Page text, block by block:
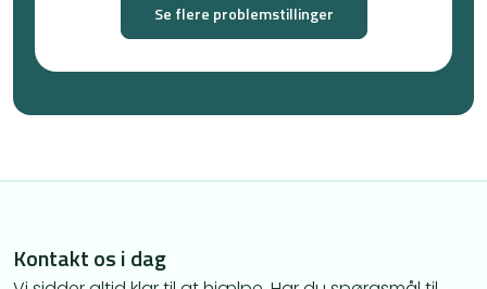
Se flere problemstillinger
Kontakt os i dag